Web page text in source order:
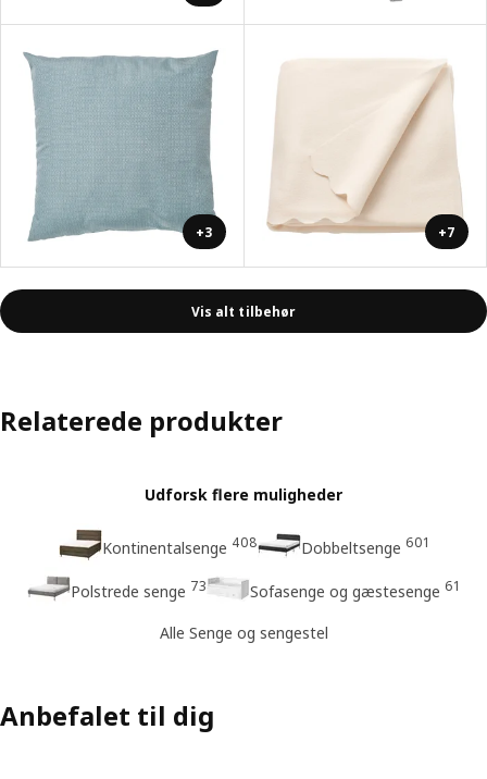
+3 +7
Vis alt tilbehør
Relaterede produkter
Udforsk flere muligheder
Kontinentalsenge 408 Dobbeltsenge 601
Polstrede senge 73 Sofasenge og gæstesenge 61
Alle Senge og sengestel
Anbefalet til dig